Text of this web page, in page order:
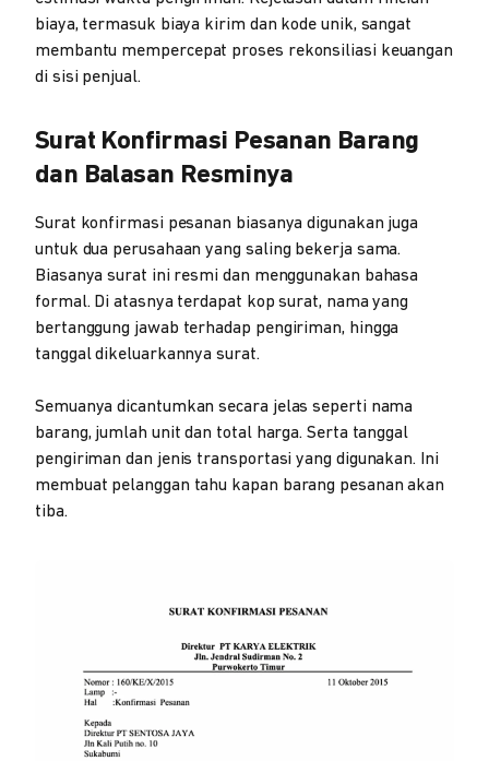
biaya, termasuk biaya kirim dan kode unik, sangat
membantu mempercepat proses rekonsiliasi keuangan
di sisi penjual.
Surat Konfirmasi Pesanan Barang
dan Balasan Resminya
Surat konfirmasi pesanan biasanya digunakan juga
untuk dua perusahaan yang saling bekerja sama.
Biasanya surat ini resmi dan menggunakan bahasa
formal. Di atasnya terdapat kop surat, nama yang
bertanggung jawab terhadap pengiriman, hingga
tanggal dikeluarkannya surat.
Semuanya dicantumkan secara jelas seperti nama
barang, jumlah unit dan total harga. Serta tanggal
pengiriman dan jenis transportasi yang digunakan. Ini
membuat pelanggan tahu kapan barang pesanan akan
tiba.